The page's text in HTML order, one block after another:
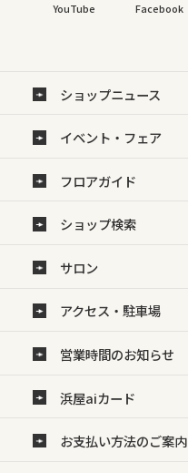
YouTube Facebook
ショップニュース
イベント・フェア
フロアガイド
ショップ検索
サロン
アクセス・駐車場
営業時間のお知らせ
浜屋aiカード
お支払い方法のご案内